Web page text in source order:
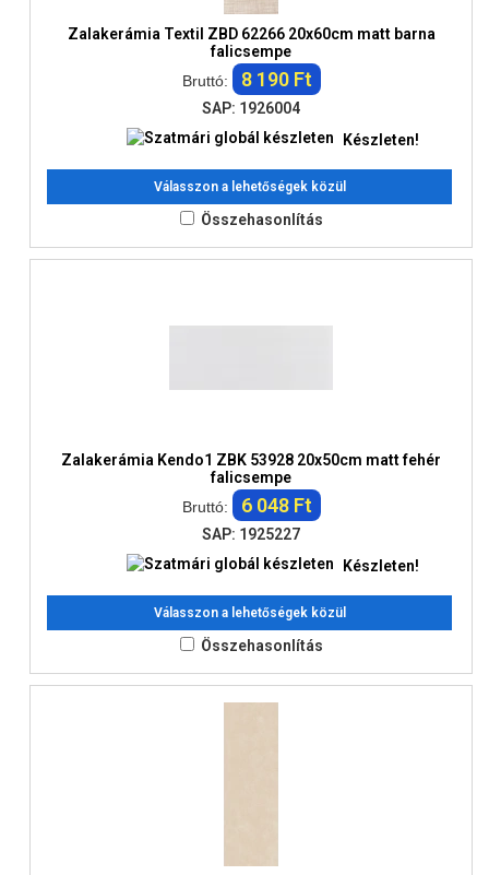
Zalakerámia Textil ZBD 62266 20x60cm matt barna
falicsempe
Bruttó:
8 190 Ft
SAP: 1926004
Készleten!
Válasszon a lehetőségek közül
Összehasonlítás
Zalakerámia Kendo1 ZBK 53928 20x50cm matt fehér
falicsempe
Bruttó:
6 048 Ft
SAP: 1925227
Készleten!
Válasszon a lehetőségek közül
Összehasonlítás